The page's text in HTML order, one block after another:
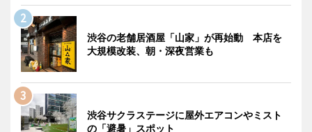
渋谷の老舗居酒屋「山家」が再始動 本店を
大規模改装、朝・深夜営業も
渋谷サクラステージに屋外エアコンやミスト
の「避暑」スポット